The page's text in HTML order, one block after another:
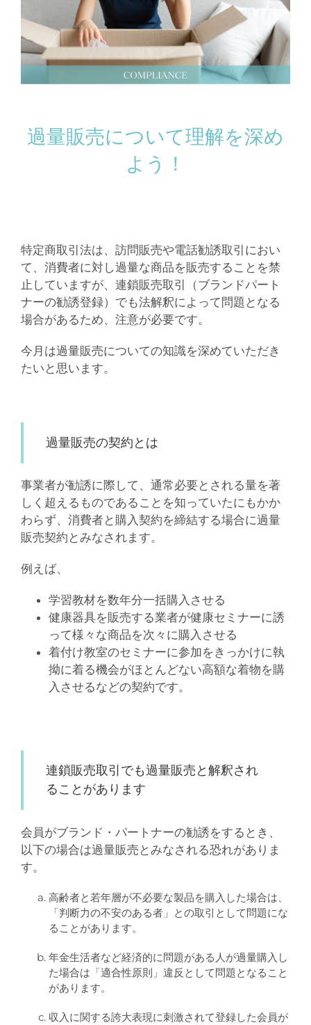
過量販売について理解を深め
よう！
特定商取引法は、訪問販売や電話勧誘取引におい
て、消費者に対し過量な商品を販売することを禁
止していますが、連鎖販売取引（ブランドパート
ナーの勧誘登録）でも法解釈によって問題となる
場合があるため、注意が必要です。
今月は過量販売についての知識を深めていただき
たいと思います。
過量販売の契約とは
事業者が勧誘に際して、通常必要とされる量を著
しく超えるものであることを知っていたにもかか
わらず、消費者と購入契約を締結する場合に過量
販売契約とみなされます。
例えば、
学習教材を数年分一括購入させる
健康器具を販売する業者が健康セミナーに誘
って様々な商品を次々に購入させる
着付け教室のセミナーに参加をきっかけに執
拗に着る機会がほとんどない高額な着物を購
入させるなどの契約です。
連鎖販売取引でも過量販売と解釈され
ることがあります
会員がブランド・パートナーの勧誘をするとき、
以下の場合は過量販売とみなされる恐れがありま
す。
高齢者と若年層が不必要な製品を購入した場合は、
「判断力の不安のある者」との取引として問題にな
ることがあります。
年金生活者など経済的に問題がある人が過量購入し
た場合は「適合性原則」違反として問題となること
があります。
収入に関する誇大表現に刺激されて登録した会員が